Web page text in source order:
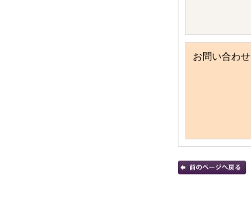
お問い合わせ